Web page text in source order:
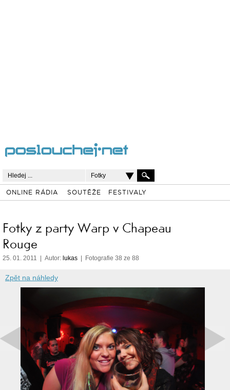
Fotky
ONLINE RÁDIA SOUTĚŽE FESTIVALY
Fotky z party Warp v Chapeau
Rouge
25. 01. 2011 | Autor: lukas | Fotografie 38 ze 88
Zpět na náhledy